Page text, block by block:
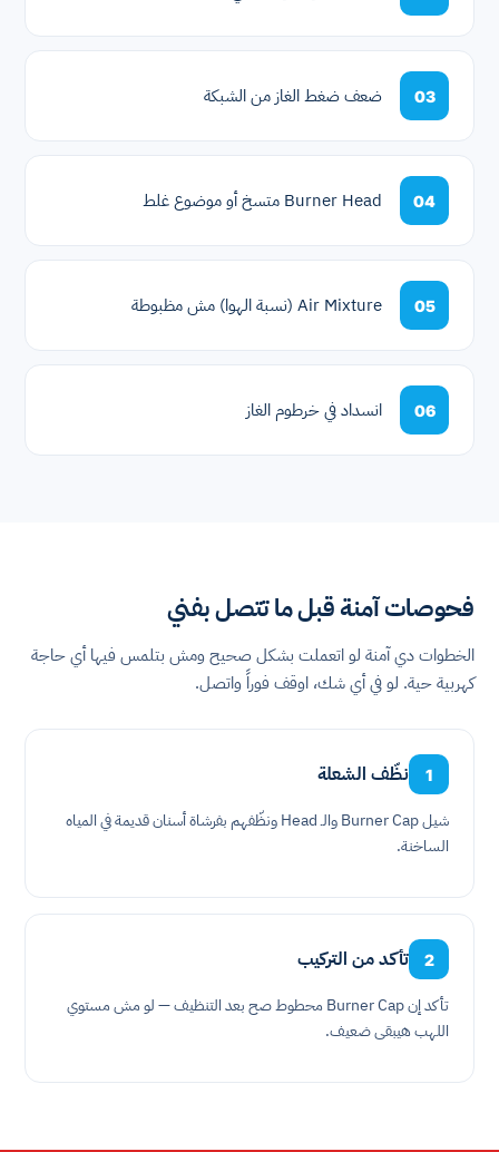
03 ضعف ضغط الغاز من الشبكة
04 Burner Head متسخ أو موضوع غلط
05 Air Mixture (نسبة الهوا) مش مظبوطة
06 انسداد في خرطوم الغاز
فحوصات آمنة قبل ما تتصل بفني
الخطوات دي آمنة لو اتعملت بشكل صحيح ومش بتلمس فيها أي حاجة
كهربية حية. لو في أي شك، اوقف فوراً واتصل.
1 نظّف الشعلة
شيل Burner Cap والـ Head ونظّفهم بفرشاة أسنان قديمة في المياه
الساخنة.
2 تأكد من التركيب
تأكد إن Burner Cap محطوط صح بعد التنظيف — لو مش مستوي
اللهب هيبقى ضعيف.